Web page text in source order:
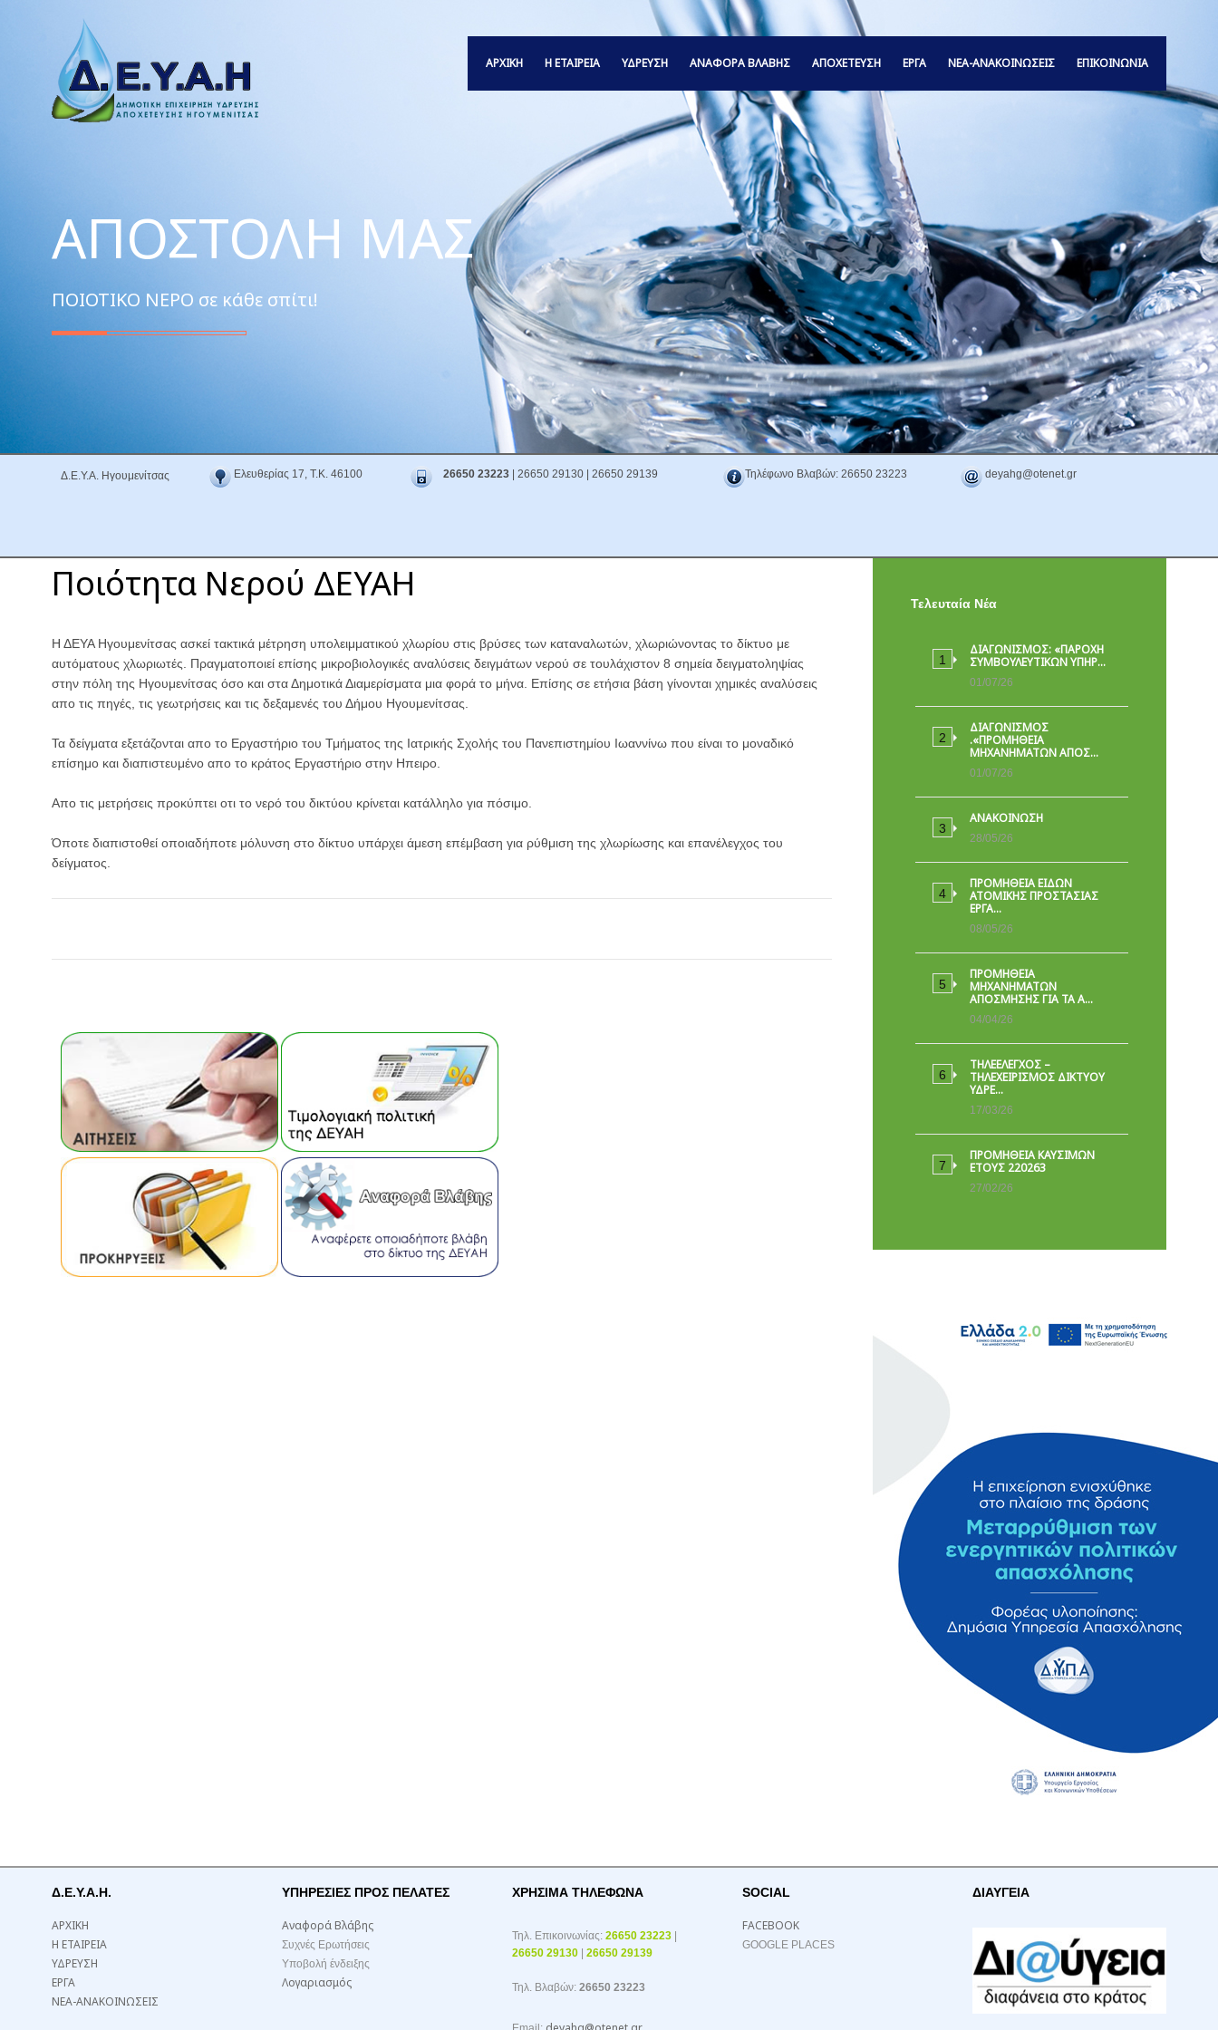
ΑΡΧΙΚΗ Η ΕΤΑΙΡΕΙΑ ΥΔΡΕΥΣΗ ΑΝΑΦΟΡΆ ΒΛΆΒΗΣ ΑΠΟΧΕΤΕΥΣΗ ΕΡΓΑ ΝΕΑ-ΑΝΑΚΟΙΝΩΣΕΙΣ ΕΠΙΚΟΙΝΩΝΙΑ
ΑΠΟΣΤΟΛΉ ΜΑΣ
ΠΟΙΟΤΙΚΟ ΝΕΡΟ σε κάθε σπίτι!
Δ.Ε.Υ.Α. Ηγουμενίτσας Ελευθερίας 17, Τ.Κ. 46100 26650 23223 | 26650 29130 | 26650 29139 Τηλέφωνο Βλαβών: 26650 23223 deyahg@otenet.gr
Ποιότητα Νερού ΔΕΥΑΗ
Η ΔΕΥΑ Ηγουμενίτσας ασκεί τακτικά μέτρηση υπολειμματικού χλωρίου στις βρύσες των καταναλωτών, χλωριώνοντας το δίκτυο με
αυτόματους χλωριωτές. Πραγματοποιεί επίσης μικροβιολογικές αναλύσεις δειγμάτων νερού σε τουλάχιστον 8 σημεία δειγματοληψίας
στην πόλη της Ηγουμενίτσας όσο και στα Δημοτικά Διαμερίσματα μια φορά το μήνα. Επίσης σε ετήσια βάση γίνονται χημικές αναλύσεις
απο τις πηγές, τις γεωτρήσεις και τις δεξαμενές του Δήμου Ηγουμενίτσας.
Τα δείγματα εξετάζονται απο το Εργαστήριο του Τμήματος της Ιατρικής Σχολής του Πανεπιστημίου Ιωαννίνω που είναι το μοναδικό
επίσημο και διαπιστευμένο απο το κράτος Εργαστήριο στην Ηπειρο.
Απο τις μετρήσεις προκύπτει οτι το νερό του δικτύου κρίνεται κατάλληλο για πόσιμο.
Όποτε διαπιστοθεί οποιαδήποτε μόλυνση στο δίκτυο υπάρχει άμεση επέμβαση για ρύθμιση της χλωρίωσης και επανέλεγχος του
δείγματος.
Τελευταία Νέα
ΔΙΑΓΩΝΙΣΜΟΣ: «ΠΑΡΟΧΉ
ΣΥΜΒΟΥΛΕΥΤΙΚΏΝ ΥΠΗΡ…
01/07/26
ΔΙΑΓΩΝΙΣΜΟΣ
.«ΠΡΟΜΗΘΕΙΑ
ΜΗΧΑΝΗΜΑΤΩΝ ΑΠΟΣ…
01/07/26
ΑΝΑΚΟΙΝΩΣΗ
28/05/26
ΠΡΟΜΉΘΕΙΑ ΕΙΔΏΝ
ΑΤΟΜΙΚΉΣ ΠΡΟΣΤΑΣΊΑΣ
ΕΡΓΑ…
08/05/26
ΠΡΟΜΗΘΕΙΑ
ΜΗΧΑΝΗΜΑΤΩΝ
ΑΠΟΣΜΗΣΗΣ ΓΙΑ ΤΑ Α…
04/04/26
ΤΗΛΕΕΛΕΓΧΟΣ –
ΤΗΛΕΧΕΙΡΙΣΜΟΣ ΔΙΚΤΥΟΥ
ΥΔΡΕ…
17/03/26
ΠΡΟΜΗΘΕΙΑ ΚΑΥΣΙΜΩΝ
ΕΤΟΥΣ 220263
27/02/26
Δ.Ε.Υ.Α.Η.
ΑΡΧΙΚΗ
Η ΕΤΑΙΡΕΙΑ
ΥΔΡΕΥΣΗ
ΕΡΓΑ
ΝΕΑ-ΑΝΑΚΟΙΝΩΣΕΙΣ
ΥΠΗΡΕΣΙΕΣ ΠΡΟΣ ΠΕΛΑΤΕΣ
Αναφορά Βλάβης
Συχνές Ερωτήσεις
Υποβολή ένδειξης
Λογαριασμός
ΧΡΉΣΙΜΑ ΤΗΛΈΦΩΝΑ
Τηλ. Επικοινωνίας: 26650 23223
26650 29130
26650 29139
Τηλ. Βλαβών: 26650 23223
SOCIAL
FACEBOOK
GOOGLE PLACES
ΔΙΑΥΓΕΙΑ